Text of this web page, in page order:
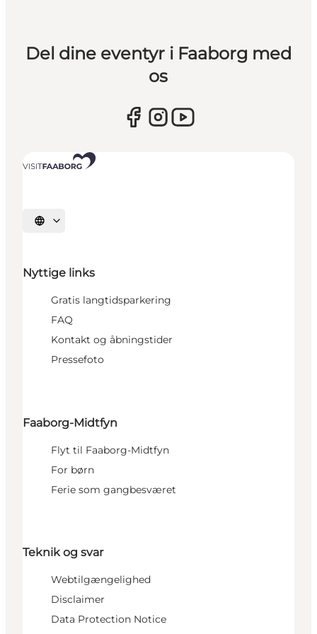
Del dine eventyr i Faaborg med
os
Vælg sprog
Nyttige links
Gratis langtidsparkering
FAQ
Kontakt og åbningstider
Pressefoto
Faaborg-Midtfyn
Flyt til Faaborg-Midtfyn
For børn
Ferie som gangbesværet
Teknik og svar
Webtilgængelighed
Disclaimer
Data Protection Notice